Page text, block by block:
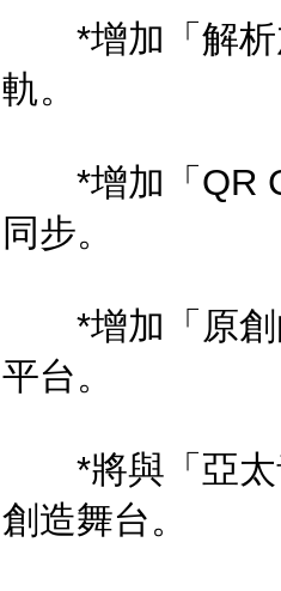
*增加「解析
軌。
*增加「QR
同步。
*增加「原創
平台。
*將與「亞太
創造舞台。